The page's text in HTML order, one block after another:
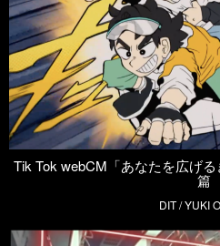
Tik Tok webCM「あなたを広げる
篇
DIT / YUKI